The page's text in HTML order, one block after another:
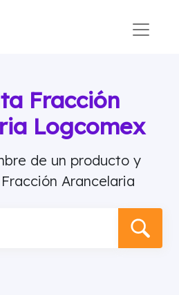
Fracción
Logcomex
de un producto y
Arancelaria